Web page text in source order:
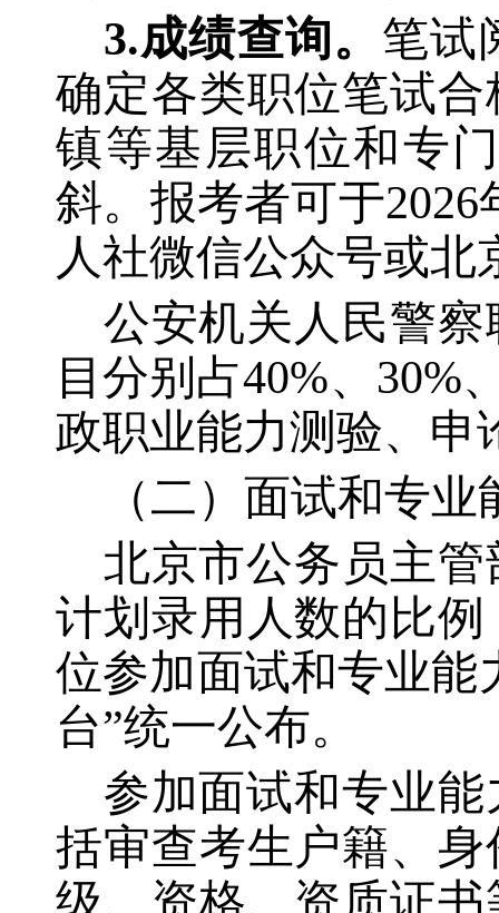
3.成绩查询。 笔试
确定各类职位笔试
镇等基层职位和专
斜。报考者可于
人社微信公众号或
公安机关人民警
目分别占40%、30%
政职业能力测验、申
（二）面试和专
北京市公务员主
计划录用人数的比
位参加面试和专业能
台”统一公布。
参加面试和专业
括审查考生户籍、
级、资格、资质证